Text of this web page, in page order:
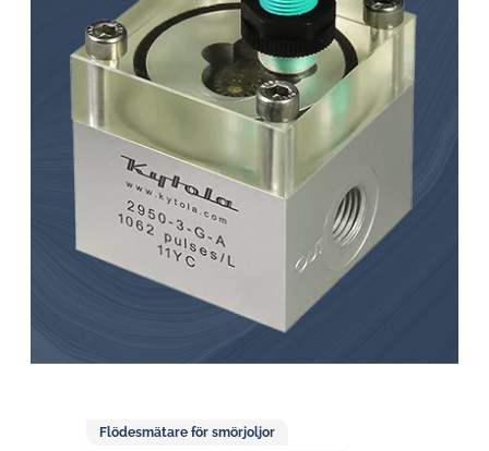
Flödesmätare för smörjoljor